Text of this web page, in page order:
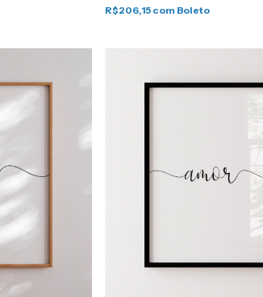
R$206,15 com Boleto